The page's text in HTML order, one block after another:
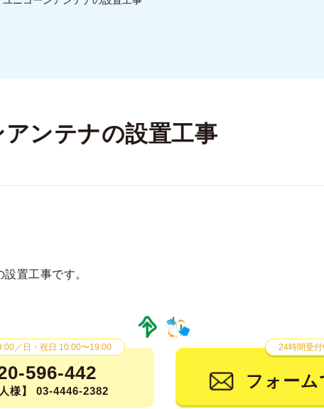
ンテナの設置工事
置工事です。
／日・祝日 10:00〜19:00
596-442
人様】 03-4446-2382
24時間受付
フォーム